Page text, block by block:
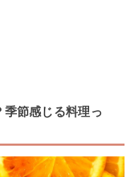
節感じる料理っ